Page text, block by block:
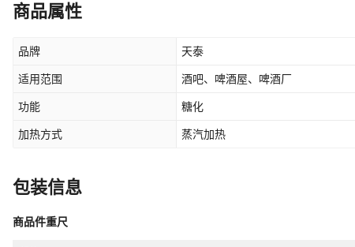
商品属性
品牌 天泰
适用范围 酒吧、啤酒屋、啤酒厂
功能 糖化
加热方式 蒸汽加热
包装信息
商品件重尺